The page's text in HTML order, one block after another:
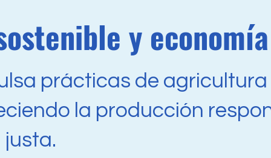
y
prácticas de
la producción